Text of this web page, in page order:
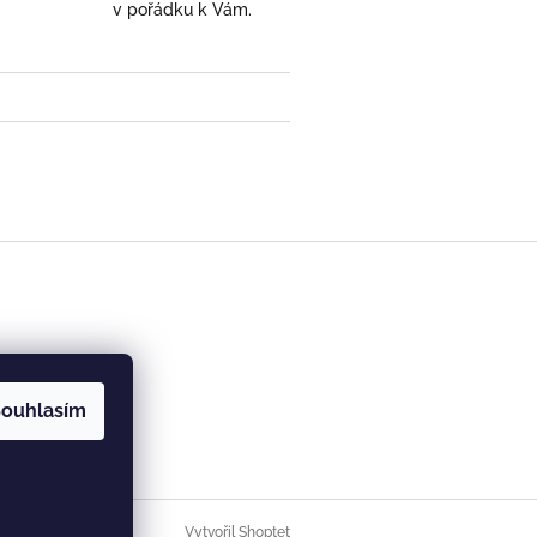
v pořádku k Vám.
- ručně ryté (broušené) dárek pro učitele
z 5 hvězdiček.
Vytvořil Shoptet